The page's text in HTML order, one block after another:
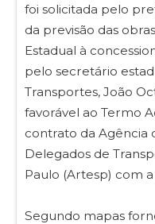
foi solicitada pelo
da previsão das
Estadual à
pelo secretário
Transportes, João
favorável ao Termo
contrato da Agência
Delegados de
Paulo (Artesp) com
Segundo mapas